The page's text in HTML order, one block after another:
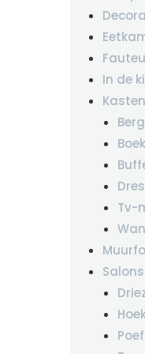
In de
Kasten
Tv-
Salons
Poef